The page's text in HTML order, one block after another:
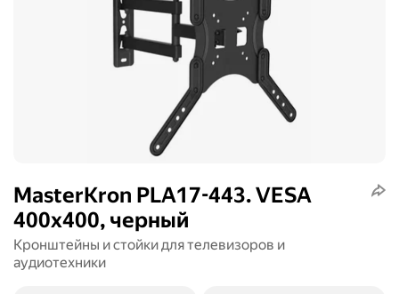
MasterKron PLA17-443. VESA
400х400, черный
Кронштейны и стойки для телевизоров и
аудиотехники